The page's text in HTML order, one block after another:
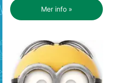
Mer info »